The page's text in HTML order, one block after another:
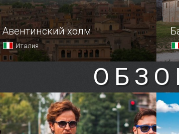
Авентинский холм
Италия
Вероятно, самое романтичное место
в Риме — знаменитый Авентинский
холм, самый южный из семи.